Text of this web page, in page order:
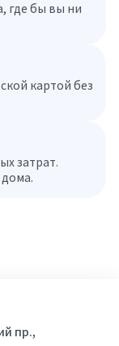
где бы вы ни
картой без
затрат.
пр.,